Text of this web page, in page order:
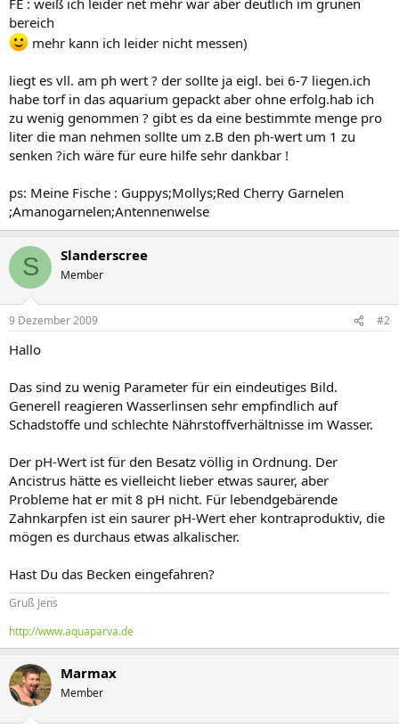
bereich
mehr kann ich leider nicht messen)
liegt es vll. am ph wert ? der sollte ja eigl. bei 6-7 liegen.ich
habe torf in das aquarium gepackt aber ohne erfolg.hab ich
zu wenig genommen ? gibt es da eine bestimmte menge pro
liter die man nehmen sollte um z.B den ph-wert um 1 zu
senken ?ich wäre für eure hilfe sehr dankbar !
ps: Meine Fische : Guppys;Mollys;Red Cherry Garnelen
;Amanogarnelen;Antennenwelse
S Slanderscree
Member
9 Dezember 2009 #2
Hallo
Das sind zu wenig Parameter für ein eindeutiges Bild.
Generell reagieren Wasserlinsen sehr empfindlich auf
Schadstoffe und schlechte Nährstoffverhältnisse im Wasser.
Der pH-Wert ist für den Besatz völlig in Ordnung. Der
Ancistrus hätte es vielleicht lieber etwas saurer, aber
Probleme hat er mit 8 pH nicht. Für lebendgebärende
Zahnkarpfen ist ein saurer pH-Wert eher kontraproduktiv, die
mögen es durchaus etwas alkalischer.
Hast Du das Becken eingefahren?
Gruß Jens
http://www.aquaparva.de
Marmax
Member